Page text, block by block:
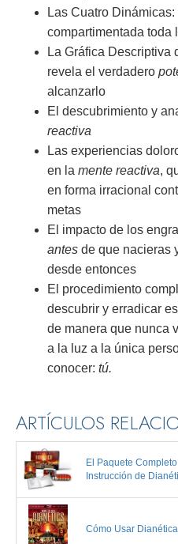
Las Cuatro
compartimentada toda
La Gráfica Descriptiva
revela el verdadero
alcanzarlo
El descubrimiento y
reactiva
Las experiencias
en la mente reactiva,
en forma irracional
metas
El impacto de los
antes de que nacieras
desde entonces
El procedimiento
descubrir y erradicar
de manera que nunca
a la luz a la única
conocer: tú.
ARTÍCULOS
El Paquete
Instrucción de
Cómo Usar Dianética